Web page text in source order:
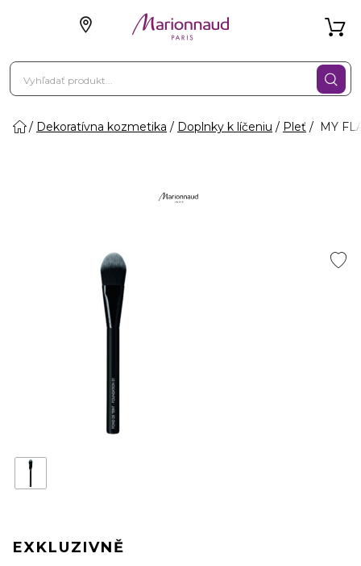
Dekoratívna kozmetika Doplnky k líčeniu Pleť MY
EXKLUZIVNĚ